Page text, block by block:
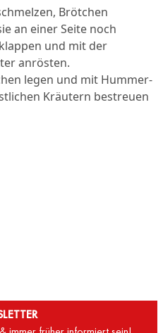
Brötchen
an einer Seite noch
und mit der
anrösten.
legen und mit Hummer-
Kräutern bestreuen